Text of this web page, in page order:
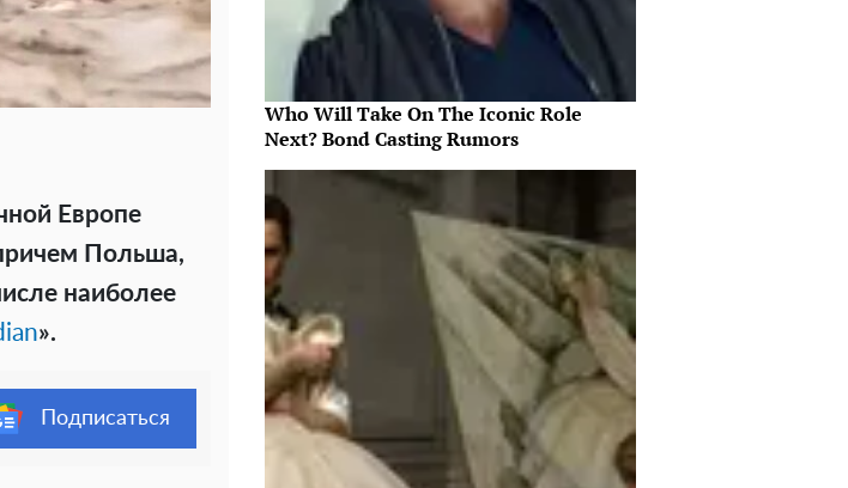
Европе
Польша,
наиболее
».
Подписаться
Who Will Take On The Iconic Role
Next? Bond Casting Rumors